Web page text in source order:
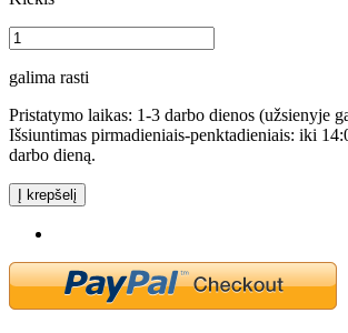
galima rasti
Pristatymo laikas: 1-3 darbo dienos (užsienyje
Išsiuntimas pirmadieniais-penktadieniais: iki
darbo dieną.
Į krepšelį